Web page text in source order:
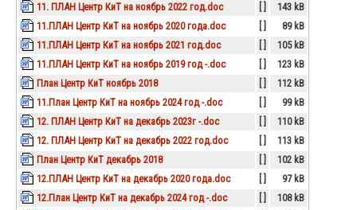
11. ПЛАН Центр КиТ на ноябрь 2022 год.doc
143 kB
11.ПЛАН Центр КиТ на ноябрь 2020 года.doc
89 kB
11.ПЛАН Центр КиТ на ноябрь 2021 год.doc
105 kB
11.ПЛАН Центр КиТ на ноябрь 2019 год -.doc
123 kB
План Центр КиТ ноябрь 2018
112 kB
11.План Центр КиТ на ноябрь 2024 год -.doc
99 kB
12. ПЛАН Центр КиТ на декабрь 2023г -.doc
110 kB
12. ПЛАН Центр КиТ на декабрь 2022 год.doc
113 kB
План Центр КиТ декабрь 2018
102 kB
12.ПЛАН Центр КиТ на декабрь 2020 года.doc
97 kB
12.План Центр КиТ на декабрь 2024 год -.doc
108 kB